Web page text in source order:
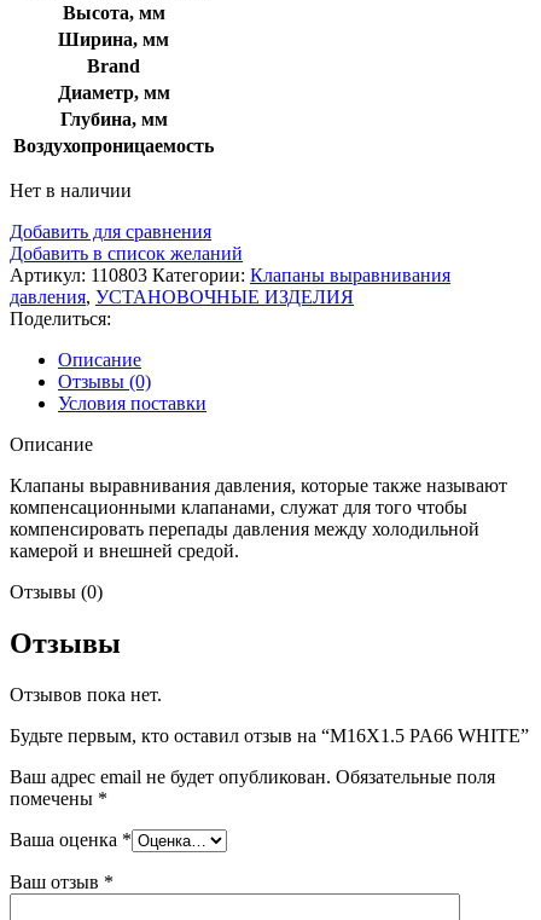
Высота, мм
Ширина, мм
Brand
Диаметр, мм
Глубина, мм
Воздухопроницаемость
Нет в наличии
Добавить для сравнения
Добавить в список желаний
Артикул: 110803 Категории: Клапаны выравнивания
давления, УСТАНОВОЧНЫЕ ИЗДЕЛИЯ
Поделиться:
Описание
Отзывы (0)
Условия поставки
Описание
Клапаны выравнивания давления, которые также называют
компенсационными клапанами, служат для того чтобы
компенсировать перепады давления между холодильной
камерой и внешней средой.
Отзывы (0)
Отзывы
Отзывов пока нет.
Будьте первым, кто оставил отзыв на “M16X1.5 PA66 WHITE”
Ваш адрес email не будет опубликован. Обязательные поля
помечены *
Ваша оценка *
Ваш отзыв *